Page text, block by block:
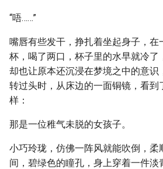
“唔……”
嘴唇有些发干，挣扎着坐起身子，在
杯，喝了两口，杯子里的水早就冷了
却也让原本还沉浸在梦境之中的意识
转过头时，从床边的一面铜镜，看到
样：
那是一位稚气未脱的女孩子。
小巧玲珑，仿佛一阵风就能吹倒，柔
间，碧绿色的瞳孔，身上穿着一件淡